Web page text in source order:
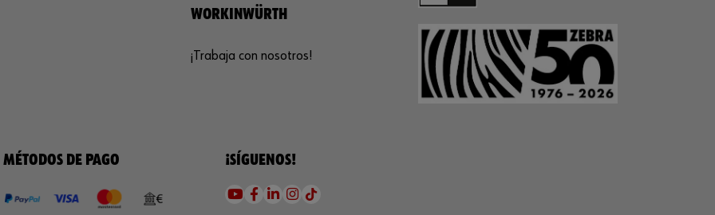
WORKINWÜRTH
¡Trabaja con nosotros!
MÉTODOS DE PAGO ¡SÍGUENOS!